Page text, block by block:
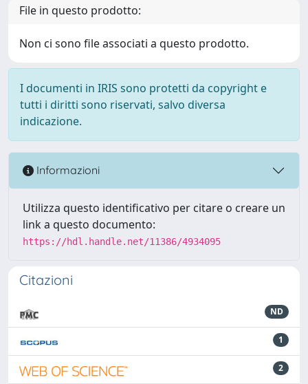
File in questo prodotto:
Non ci sono file associati a questo prodotto.
I documenti in IRIS sono protetti da copyright e
tutti i diritti sono riservati, salvo diversa
indicazione.
Informazioni
Utilizza questo identificativo per citare o creare un
link a questo documento:
https://hdl.handle.net/11386/4934095
Citazioni
ND
1
2